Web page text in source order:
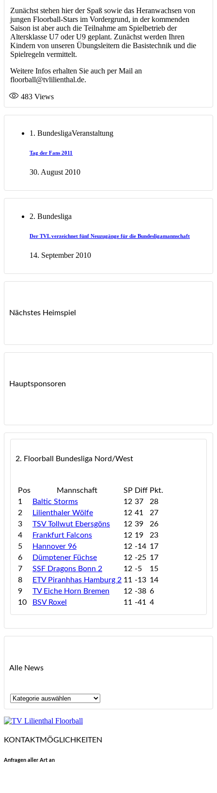
Zunächst stehen hier der Spaß sowie das Heranwachsen von
jungen Floorball-Stars im Vordergrund, in der kommenden
Saison ist aber auch die Teilnahme am Spielbetrieb der
Altersklasse U7 oder U9 geplant. Zunächst werden Ihren
Kindern von unseren Übungsleitern die Basistechnik und die
Spielregeln vermittelt.
Weitere Infos erhalten Sie auch per Mail an
floorball@tvlilienthal.de.
483 Views
1. BundesligaVeranstaltung
Tag der Fans 2011
30. August 2010
2. Bundesliga
Der TVL verzeichnet fünf Neuzugänge für die Bundesligamannschaft
14. September 2010
Nächstes Heimspiel
Hauptsponsoren
2. Floorball Bundesliga Nord/West
Pos Mannschaft SP Diff Pkt.
1
Baltic Storms 12 37
28
2
Lilienthaler Wölfe 12 41
27
3
TSV Tollwut Ebersgöns 12 39
26
4
Frankfurt Falcons 12 19
23
5
Hannover 96 12 -14 17
6
Dümptener Füchse 12 -25 17
7
SSF Dragons Bonn 2 12 -5
15
8
ETV Piranhhas Hamburg 2 11 -13 14
9
TV Eiche Horn Bremen 12 -38 6
10
BSV Roxel 11 -41 4
Alle News
Alle
KONTAKTMÖGLICHKEITEN
Anfragen aller Art an